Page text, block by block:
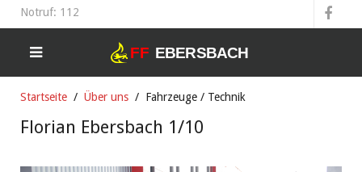
Notruf: 112
Startseite Über uns Fahrzeuge / Technik
Florian Ebersbach 1/10